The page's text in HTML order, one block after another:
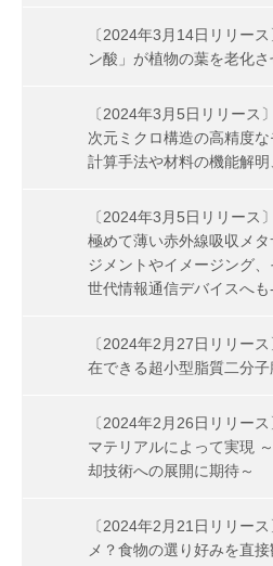
〔2024年3月14日リリー
ン酸」が植物の葉を老化
〔2024年3月5日リリース
次元ミクロ構造の高精度
計算手法や材料の機能解
〔2024年3月5日リリース
極めて薄い赤外線吸収メ
ジメントやイメージング
世代情報通信デバイスへも-
〔2024年2月27日リリー
在できる超小型脂質二分
〔2024年2月26日リリー
マテリアルによって実現
却技術への展開に期待～
〔2024年2月21日リリー
メ？食物の選り好みを直